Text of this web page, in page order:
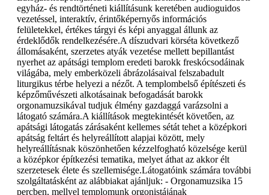
egyház- és rendtörténeti kiállításunk keretében audioguidos
vezetéssel, interaktív, érintőképernyős információs
felületekkel, értékes tárgyi és képi anyaggal állunk az
érdeklődők rendelkezésére.A díszudvari körséta következő
állomásaként, szerzetes atyák vezetése mellett bepillantást
nyerhet az apátsági templom eredeti barokk freskócsodáinak
világába, mely emberközeli ábrázolásaival felszabadult
liturgikus térbe helyezi a nézőt. A templombelső építészeti és
képzőművészeti alkotásainak befogadását barokk
orgonamuzsikával tudjuk élmény gazdaggá varázsolni a
látogató számára.A kiállítások megtekintését követően, az
apátsági látogatás zárásaként kellemes sétát tehet a középkori
apátság feltárt és helyreállított alapjai között, mely
helyreállításnak köszönhetően kézzelfogható közelsége kerül
a középkor építkezési tematika, melyet áthat az akkor élt
szerzetesek élete és szellemisége.Látogatóink számára további
szolgáltatásként az alábbiakat ajánljuk: - Orgonamuzsika 15
percben, mellyel templomunk orgonistájának